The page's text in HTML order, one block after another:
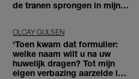
de tranen sprongen in mijn
OLCAY GULSEN
'Toen kwam dat formulier:
welke naam wilt u na uw
huwelijk dragen? Tot mijn
eigen verbazing aarzelde ik